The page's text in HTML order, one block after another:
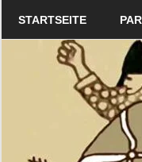
STARTSEITE